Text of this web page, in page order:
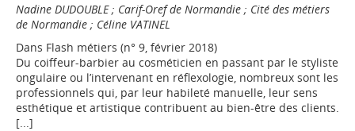
Nadine DUDOUBLE; Carif-Oref de Normandie ; Cité des métiers
de Normandie ; Céline VATINEL
Dans Flash métiers (n° 9, février 2018)
Du coiffeur-barbier au cosméticien en passant par le styliste
ongulaire ou l’intervenant en réflexologie, nombreux sont les
professionnels qui, par leur habileté manuelle, leur sens
esthétique et artistique contribuent au bien-être des clients.
[...]